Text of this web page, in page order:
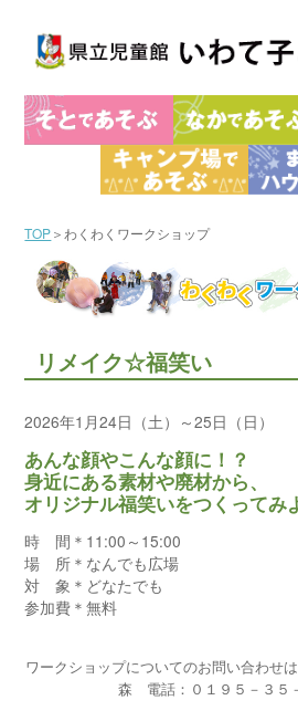
TOP＞わくわくワークショップ
リメイク☆福笑い
2026年1月24日（土）～25日（日）
あんな顔やこんな顔に！？
身近にある素材や廃材から、
オリジナル福笑いをつくってみ
時 間＊11:00～15:00
場 所＊なんでも広場
対 象＊どなたでも
参加費＊無料
ワークショップについてのお問い合わせ
森 電話：０１９５－３５